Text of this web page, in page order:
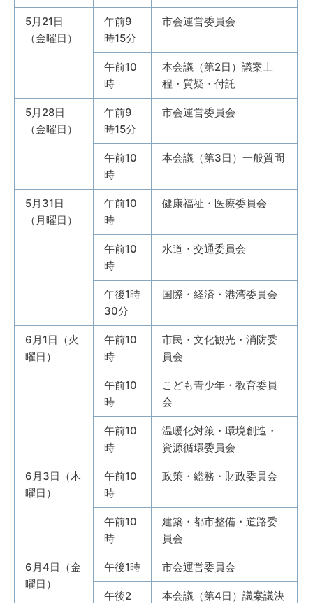
5月21日
（金曜日）
午前9
時15分
市会運営委員会
午前10
時
本会議（第2日）議案上
程・質疑・付託
5月28日
（金曜日）
午前9
時15分
市会運営委員会
午前10
時
本会議（第3日）一般質問
5月31日
（月曜日）
午前10
時
健康福祉・医療委員会
午前10
時
水道・交通委員会
午後1時
30分
国際・経済・港湾委員会
6月1日（火
曜日）
午前10
時
市民・文化観光・消防委
員会
午前10
時
こども青少年・教育委員
会
午前10
時
温暖化対策・環境創造・
資源循環委員会
6月3日（木
曜日）
午前10
時
政策・総務・財政委員会
午前10
時
建築・都市整備・道路委
員会
6月4日（金
曜日）
午後1時 市会運営委員会
午後2
本会議（第4日）議案議決